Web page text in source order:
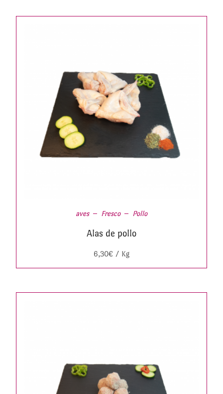
aves Fresco Pollo
Alas de pollo
6,30€ / Kg